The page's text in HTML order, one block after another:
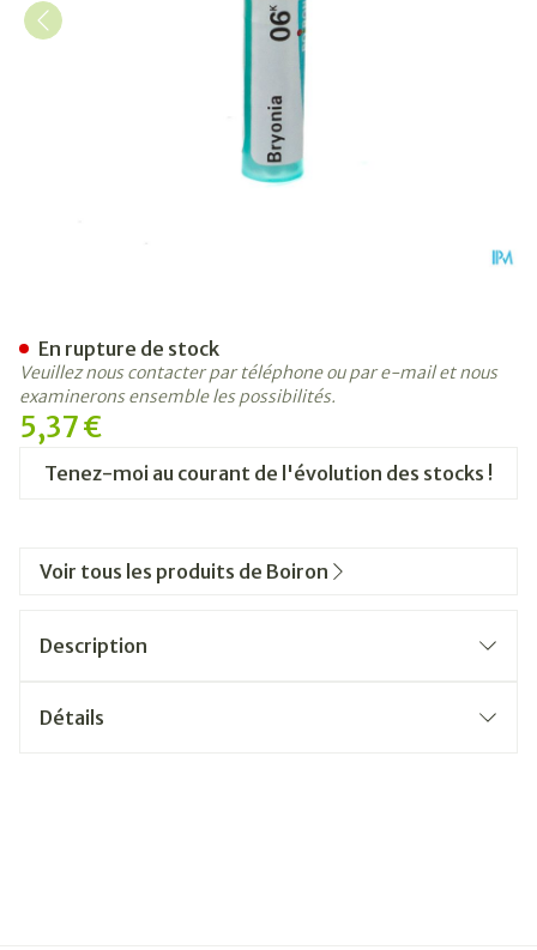
5,37 €
Tenez-moi au courant de l'évolution des stocks !
En rupture de stock
Veuillez nous contacter par téléphone ou par e-mail et nous
examinerons ensemble les possibilités.
Voir tous les produits de Boiron
Description
Détails